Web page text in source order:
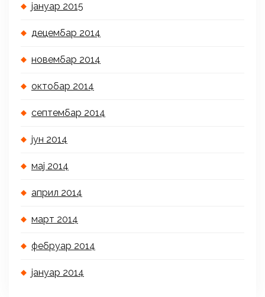
јануар 2015
децембар 2014
новембар 2014
октобар 2014
септембар 2014
јун 2014
мај 2014
април 2014
март 2014
фебруар 2014
јануар 2014